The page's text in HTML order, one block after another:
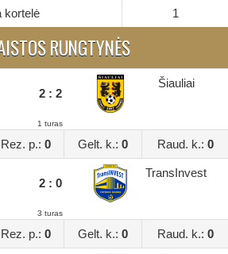
kortelė 1
RUNGTYNĖS
2 : 2
Šiauliai
1 turas
Rez. p.: 0 Gelt. k.: 0 Raud. k.: 0
2 : 0
TransInvest
3 turas
Rez. p.: 0 Gelt. k.: 0 Raud. k.: 0